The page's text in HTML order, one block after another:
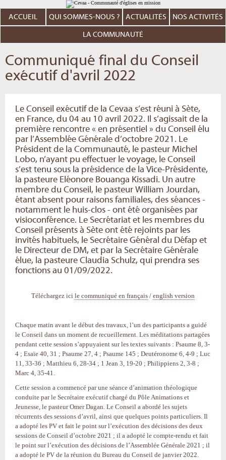
au
contenu.
Aller
personnels
ACCUEIL QUI SOMMES-NOUS ? ACTUALITÉS NOS ACTIVITÉS
LA COMMUNAUTÉ
Communiqué final du Conseil
exécutif d'avril 2022
Le Conseil exécutif de la Cevaa s’est réuni à Sète,
en France, du 04 au 10 avril 2022. Il s’agissait de la
première rencontre « en présentiel » du Conseil élu
par l’Assemblée Générale d’octobre 2021. Le
Président de la Communauté, le pasteur Michel
Lobo, n’ayant pu effectuer le voyage, le Conseil
s’est tenu sous la présidence de la Vice-Présidente,
la pasteure Eléonore Bouanga Kissadi. Un autre
membre du Conseil, le pasteur William Jourdan,
étant absent pour raisons familiales, des séances -
notamment le huis-clos - ont été organisées par
visioconférence. Le Secrétariat et les membres du
Conseil présents à Sète ont été rejoints par les
invités habituels, le Secrétaire Général du Défap et
le Directeur de DM, et par la Secrétaire Générale
élue, la pasteure Claudia Schulz, qui prendra ses
fonctions au 01/09/2022.
Téléchargez ici le communiqué en français / english version
Chaque matin avant le début des travaux, l’un des participants a guidé
le Conseil dans un moment de recueillement. Les méditations partagées
pendant cette session s’appuyaient sur les textes suivants : Psaume 8, 3-
4 ; Esaïe 40, 31 ; Psaume 27, 4 ; Psaume 145 ; Deutéronome 6, 4-9 ; Luc
11, 33-36 ; Matthieu 6, 28-34 ; 1 Jean 3, 19-20 ; Philippiens 2, 3-8 ;
Marc 4, 35-41.
Cette session a commencé par une séance d’animation théologique
conduite par le Secrétaire exécutif chargé du Pôle Animations et
Jeunesse, le pasteur Omer Dagan. Le Conseil a abordé les sujets
récurrents des sessions d’avril, ainsi que quelques points particuliers. Il
a adopté les PV et fait le point sur l’exécution des décisions des deux
sessions de Conseil d’octobre 2021 ; il a adopté le compte-rendu et fait
le point sur l’exécution des décisions de l’Assemblée Générale 2021 ; il
a adopté le PV de la réunion du Bureau du Conseil de janvier 2022.